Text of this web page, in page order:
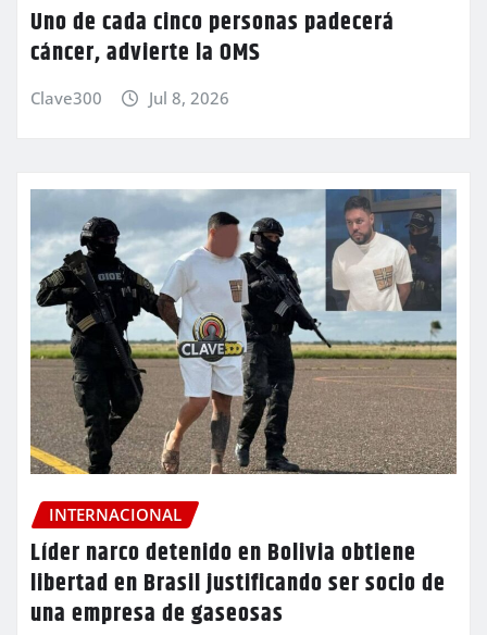
Uno de cada cinco personas padecerá
cáncer, advierte la OMS
Clave300 Jul 8, 2026
INTERNACIONAL
Líder narco detenido en Bolivia obtiene
libertad en Brasil justificando ser socio de
una empresa de gaseosas